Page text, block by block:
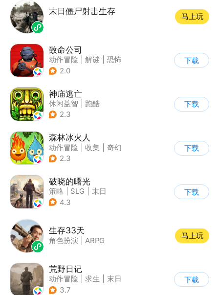
末日僵尸射击生存
马上玩
致命公司
动作冒险 解谜
恐怖
| 欧美风
2.0
下载
神庙逃亡
休闲益智
跑酷
| 欧美风
2.3
下载
森林冰火人
动作冒险 收集
奇幻
| 儿童游戏
2.3
下载
破晓的曙光
策略 SLG
末日
| 写实
4.3
下载
生存33天
角色扮演 ARPG
马上玩
荒野日记
动作冒险 求生
末日
| 荒野日记
3.7
下载